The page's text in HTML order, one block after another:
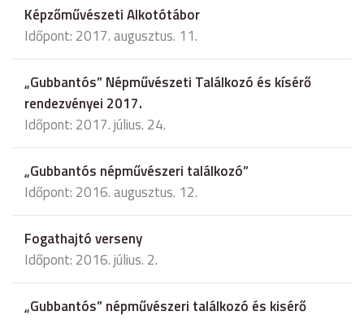
Képzőművészeti Alkotótábor
Időpont: 2017. augusztus. 11.
„Gubbantós” Népművészeti Találkozó és kísérő
rendezvényei 2017.
Időpont: 2017. július. 24.
„Gubbantós népművészeri találkozó”
Időpont: 2016. augusztus. 12.
Fogathajtó verseny
Időpont: 2016. július. 2.
„Gubbantós” népművészeri találkozó és kisérő